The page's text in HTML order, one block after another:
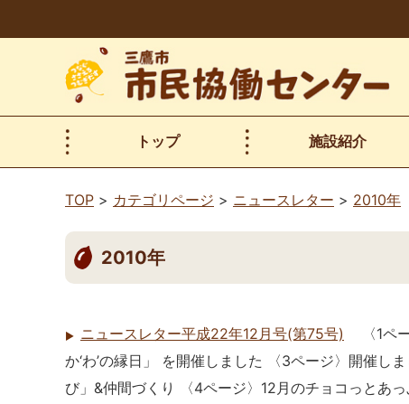
文
へ
移
動
トップ 施設紹介
TOP カテゴリページ ニュースレター 2010年
2010年
ニュースレター平成22年12月号(第75号)
〈1
か‘わ’の縁日」 を開催しました 〈3ページ〉開催し
び」&仲間づくり 〈4ページ〉12月のチョコっとあ